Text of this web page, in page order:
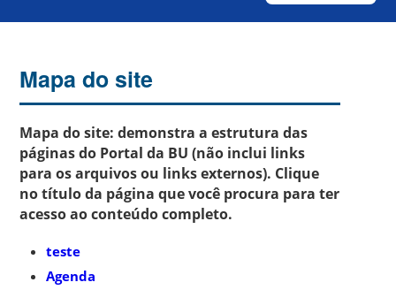
Mapa do site
Mapa do site: demonstra a estrutura das
páginas do Portal da BU (não inclui links
para os arquivos ou links externos). Clique
no título da página que você procura para ter
acesso ao conteúdo completo.
teste
Agenda